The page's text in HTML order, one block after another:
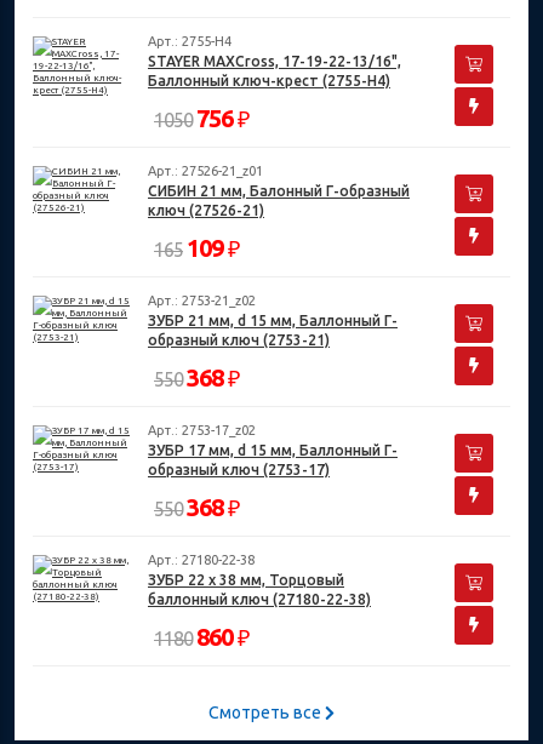
Арт.: 2755-H4
STAYER MAXCross, 17-19-22-13/16",
Баллонный ключ-крест (2755-H4)
1050 756₽
Арт.: 27526-21_z01
СИБИН 21 мм, Балонный Г-образный
ключ (27526-21)
165 109₽
Арт.: 2753-21_z02
ЗУБР 21 мм, d 15 мм, Баллонный Г-
образный ключ (2753-21)
550368₽
Арт.: 2753-17_z02
ЗУБР 17 мм, d 15 мм, Баллонный Г-
образный ключ (2753-17)
550368₽
Арт.: 27180-22-38
ЗУБР 22 х 38 мм, Торцовый
баллонный ключ (27180-22-38)
1180 860₽
Смотреть все